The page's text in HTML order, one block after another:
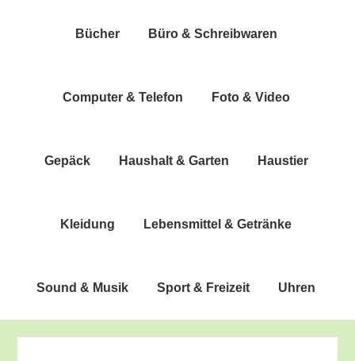
Bücher Büro & Schreibwaren
Com­pu­ter & Telefon Foto & Video
Gepäck Haus­halt & Garten Haus­tier
Klei­dung Lebens­mit­tel & Getränke
Sound & Musik Sport & Freizeit Uhren